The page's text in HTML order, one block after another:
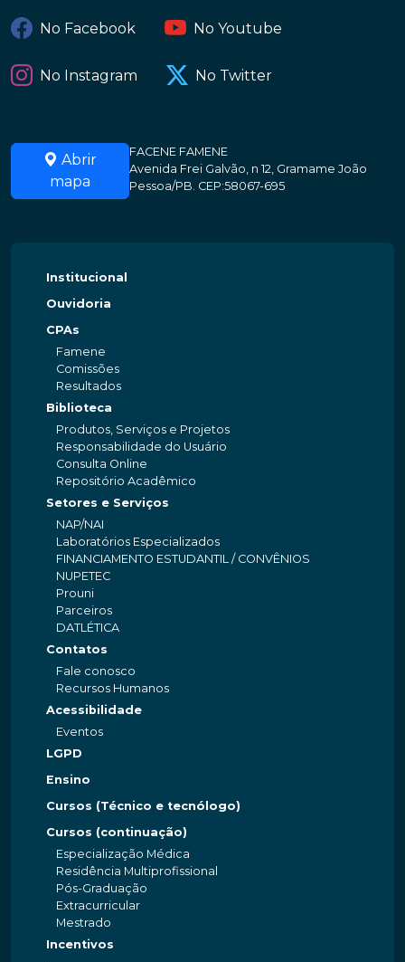
No Facebook No Youtube
No Instagram No Twitter
Abrir
mapa
FACENE FAMENE
Avenida Frei Galvão, n 12, Gramame João
Pessoa/PB. CEP:58067-695
Institucional
Ouvidoria
CPAs
Famene
Comissões
Resultados
Biblioteca
Produtos, Serviços e Projetos
Responsabilidade do Usuário
Consulta Online
Repositório Acadêmico
Setores e Serviços
NAP/NAI
Laboratórios Especializados
FINANCIAMENTO ESTUDANTIL / CONVÊNIOS
NUPETEC
Prouni
Parceiros
DATLÉTICA
Contatos
Fale conosco
Recursos Humanos
Acessibilidade
Eventos
LGPD
Ensino
Cursos (Técnico e tecnólogo)
Cursos (continuação)
Especialização Médica
Residência Multiprofissional
Pós-Graduação
Extracurricular
Mestrado
Incentivos